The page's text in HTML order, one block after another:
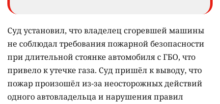
Суд установил, что владелец сгоревшей машины
не соблюдал требования пожарной безопасности
при длительной стоянке автомобиля с ГБО, что
привело к утечке газа. Суд пришёл к выводу, что
пожар произошёл из-за неосторожных действий
одного автовладельца и нарушения правил